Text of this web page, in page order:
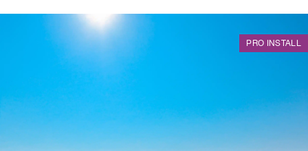
PRO INSTALL